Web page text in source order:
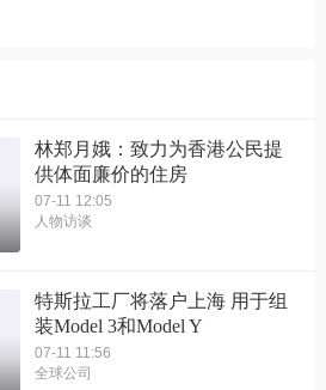
林郑月娥：致力为香港公民提
供体面廉价的住房
07-11 12:05
人物访谈
特斯拉工厂将落户上海 用于组
装Model 3和Model Y
07-11 11:56
全球公司